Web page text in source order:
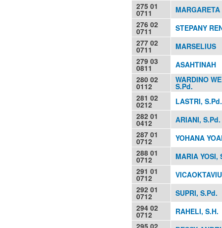
275 01
0711
276 02
0711
STEPANY
277 02
0711
MARSELIUS
279 03
0811
ASAHTINAH
280 02
0112
WARDINO
S.Pd.
281 02
0212
LASTRI, S.Pd.
282 01
0412
ARIANI, S.Pd.
287 01
0712
YOHANA
288 01
0712
MARIA YOSI,
291 01
0712
292 01
0712
SUPRI, S.Pd.
294 02
0712
RAHELI, S.H.
295 02